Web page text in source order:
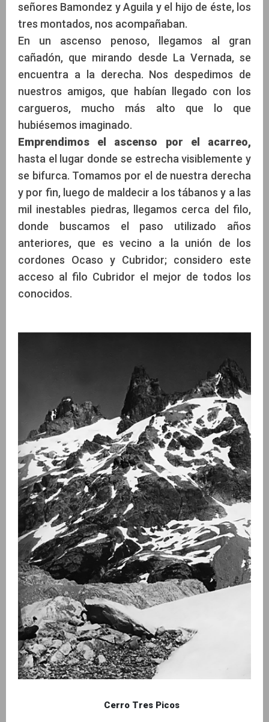
señores Bamondez y Aguila y el hijo de éste, los
tres montados, nos acompañaban.
En un ascenso penoso, llegamos al gran
cañadón, que mirando desde La Vernada, se
encuentra a la derecha. Nos despedimos de
nuestros amigos, que habían llegado con los
cargueros, mucho más alto que lo que
hubiésemos imaginado.
Emprendimos el ascenso por el acarreo,
hasta el lugar donde se estrecha visiblemente y
se bifurca. Tomamos por el de nuestra derecha
y por fin, luego de maldecir a los tábanos y a las
mil inestables piedras, llegamos cerca del filo,
donde buscamos el paso utilizado años
anteriores, que es vecino a la unión de los
cordones Ocaso y Cubridor; considero este
acceso al filo Cubridor el mejor de todos los
conocidos.
Cerro Tres Picos